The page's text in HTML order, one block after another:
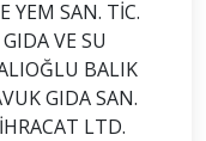
YEM SAN. TİC.
VE SU
BALIK
GIDA SAN.
LTD.